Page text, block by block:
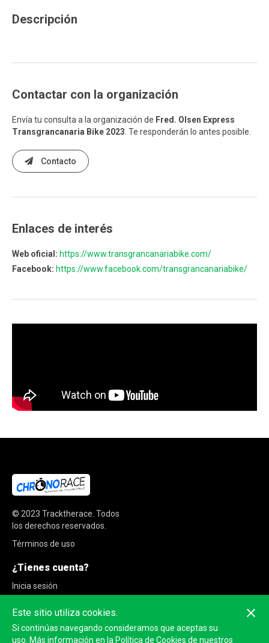
Descripción
Contactar con la organización
Envía tu consulta a la organización de Fred. Olsen Express
Transgrancanaria Bike 2023 . Te responderán lo antes posible.
Contacto
Enlaces de interés
Web oficial: https://www.transgrancanariabike.com/
Facebook: https://www.facebook.com/transgrancanariabike/
© 2023 Tracktherace Todos
los derechos reservados.
Términos de uso
¿Tienes cuenta?
Inicia sesión
Este sitio utiliza cookies.
Si continúas navegando consideramos que aceptas su
uso. Más información en la Política de Cookies de nuestros